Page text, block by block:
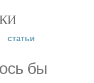
статьи
бы